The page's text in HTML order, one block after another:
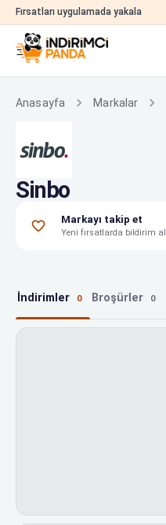
Fırsatları uygulamada yakala
Anasayfa Markalar
Sinbo
Markayı takip et
Yeni fırsatlarda bildirim al
İndirimler 0 Broşürler 0
Sinbo indirimleri